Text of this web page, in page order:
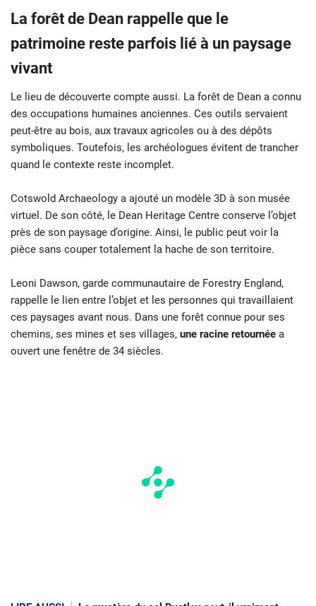
La forêt de Dean rappelle que le
patrimoine reste parfois lié à un paysage
vivant
Le lieu de découverte compte aussi. La forêt de Dean a connu
des occupations humaines anciennes. Ces outils servaient
peut-être au bois, aux travaux agricoles ou à des dépôts
symboliques. Toutefois, les archéologues évitent de trancher
quand le contexte reste incomplet.
Cotswold Archaeology a ajouté un modèle 3D à son musée
virtuel. De son côté, le Dean Heritage Centre conserve l’objet
près de son paysage d’origine. Ainsi, le public peut voir la
pièce sans couper totalement la hache de son territoire.
Leoni Dawson, garde communautaire de Forestry England,
rappelle le lien entre l’objet et les personnes qui travaillaient
ces paysages avant nous. Dans une forêt connue pour ses
chemins, ses mines et ses villages, une racine retournée a
ouvert une fenêtre de 34 siècles.